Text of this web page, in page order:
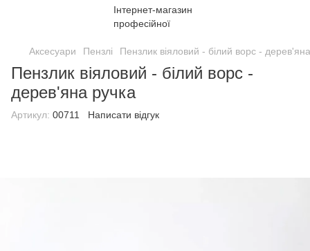
Аксесуари Пензлі Пензлик віяловий - білий ворс -
Пензлик віяловий - білий ворс -
дерев'яна ручка
Артикул: 00711 Написати відгук